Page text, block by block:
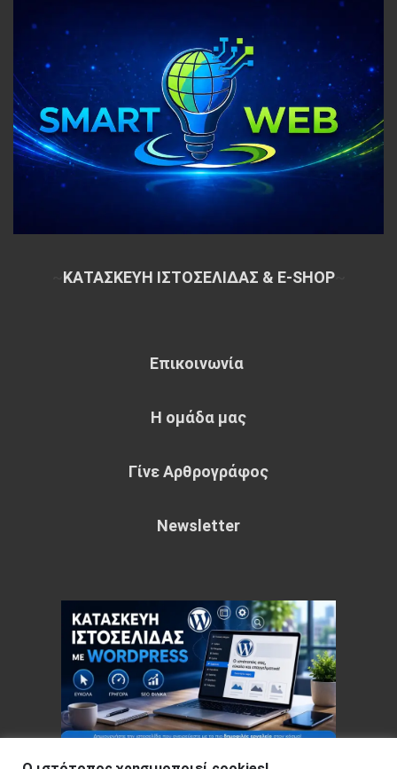
ΚΑΤΑΣΚΕΥΗ ΙΣΤΟΣΕΛΙΔΑΣ & E-SHOP~
Επικοινωνία
Η ομάδα μας
Γίνε Αρθρογράφος
Newsletter